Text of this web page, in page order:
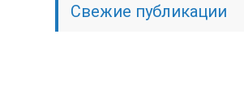
Свежие публикации